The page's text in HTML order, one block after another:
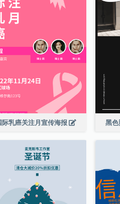
际乳癌关注月宣传海报 黑